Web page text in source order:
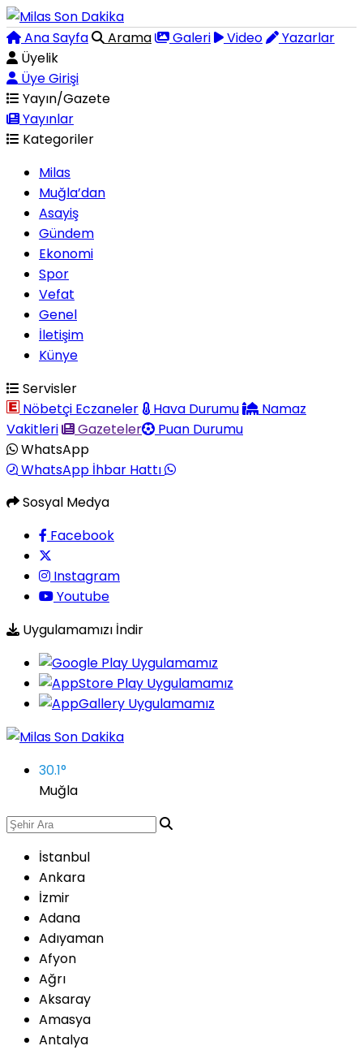
Ana Sayfa Arama Galeri Video
Yazarlar
Üyelik
Üye Girişi
Yayın/Gazete
Yayınlar
Kategoriler
Milas
Muğla’dan
Asayiş
Gündem
Ekonomi
Spor
Vefat
Genel
İletişim
Künye
Servisler
Nöbetçi Eczaneler
Hava Durumu
Namaz
Vakitleri
Gazeteler
Puan Durumu
WhatsApp
WhatsApp İhbar Hattı
Sosyal Medya
Facebook
Instagram
Youtube
Uygulamamızı İndir
30.1°
Muğla
İstanbul
Ankara
İzmir
Adana
Adıyaman
Afyon
Ağrı
Aksaray
Amasya
Antalya